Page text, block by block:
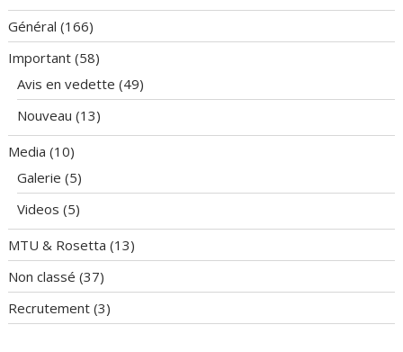
Général (166)
Important (58)
Avis en vedette (49)
Nouveau (13)
Media (10)
Galerie (5)
Videos (5)
MTU & Rosetta (13)
Non classé (37)
Recrutement (3)